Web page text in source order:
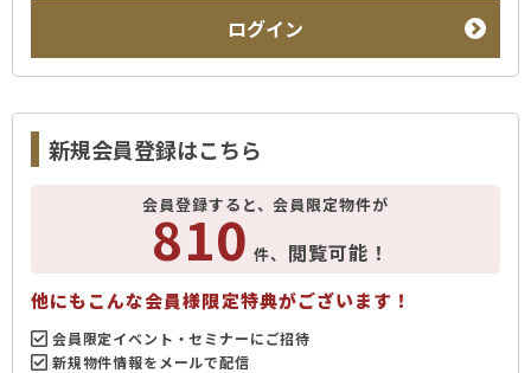
ログイン
新規会員登録はこちら
会員登録すると、会員限定物件が
810 件、 閲覧可能！
他にもこんな会員様限定特典がございます！
会員限定イベント・セミナーにご招待
新規物件情報をメールで配信